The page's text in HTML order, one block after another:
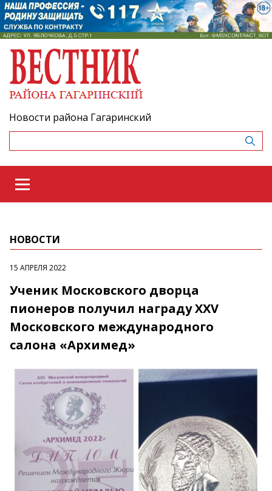
Новости района Гагаринский
НОВОСТИ
15 АПРЕЛЯ 2022
Ученик Московского дворца
пионеров получил награду XXV
Московского международного
салона «Архимед»